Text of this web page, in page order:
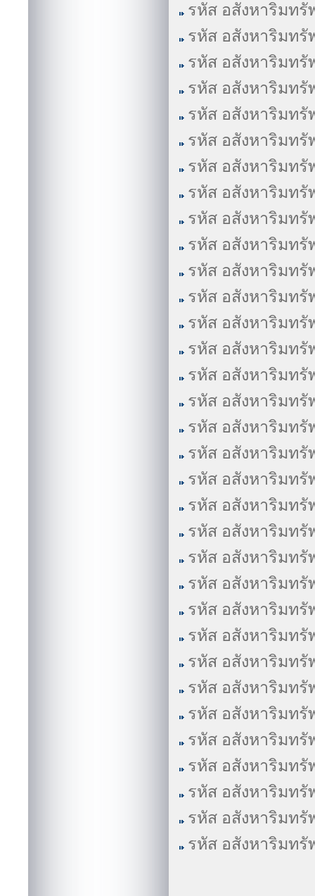
รหัส อสังหาริมทรั
รหัส อสังหาริมทรั
รหัส อสังหาริมทรั
รหัส อสังหาริมทรั
รหัส อสังหาริมทรั
รหัส อสังหาริมทรั
รหัส อสังหาริมทรั
รหัส อสังหาริมทรั
รหัส อสังหาริมทรั
รหัส อสังหาริมทรั
รหัส อสังหาริมทรั
รหัส อสังหาริมทรั
รหัส อสังหาริมทรั
รหัส อสังหาริมทรั
รหัส อสังหาริมทรั
รหัส อสังหาริมทรั
รหัส อสังหาริมทรั
รหัส อสังหาริมทรั
รหัส อสังหาริมทรั
รหัส อสังหาริมทรั
รหัส อสังหาริมทรั
รหัส อสังหาริมทรั
รหัส อสังหาริมทรั
รหัส อสังหาริมทรั
รหัส อสังหาริมทรั
รหัส อสังหาริมทรั
รหัส อสังหาริมทรั
รหัส อสังหาริมทรั
รหัส อสังหาริมทรั
รหัส อสังหาริมทรั
รหัส อสังหาริมทรั
รหัส อสังหาริมทรั
รหัส อสังหาริมทรั